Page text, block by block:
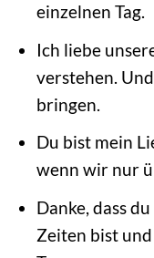
einzelnen Tag.
Ich liebe
verstehen.
bringen.
Du bist mein
wenn wir nur
Danke, dass
Zeiten bist